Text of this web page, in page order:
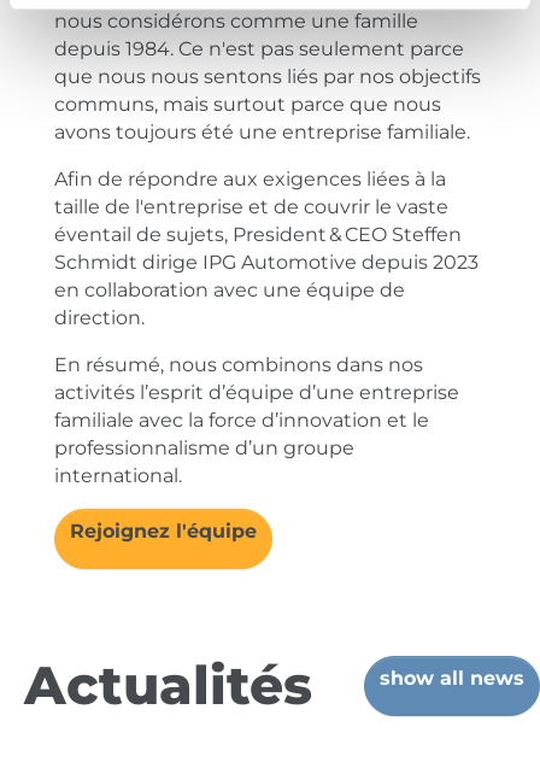
nous considérons comme une famille
depuis 1984. Ce n'est pas seulement parce
que nous nous sentons liés par nos objectifs
communs, mais surtout parce que nous
avons toujours été une entreprise familiale.
Afin de répondre aux exigences liées à la
taille de l'entreprise et de couvrir le vaste
éventail de sujets, President & CEO Steffen
Schmidt dirige IPG Automotive depuis 2023
en collaboration avec une équipe de
direction.
En résumé, nous combinons dans nos
activités l’esprit d’équipe d’une entreprise
familiale avec la force d’innovation et le
professionnalisme d’un groupe
international.
Rejoignez l'équipe
Actualités show all news